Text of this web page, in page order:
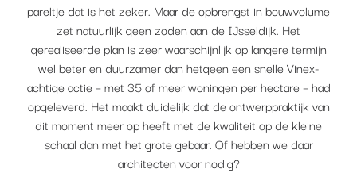
pareltje dat is het zeker. Maar de opbrengst in bouwvolume
zet natuurlijk geen zoden aan de IJsseldijk. Het
gerealiseerde plan is zeer waarschijnlijk op langere termijn
wel beter en duurzamer dan hetgeen een snelle Vinex-
achtige actie – met 35 of meer woningen per hectare – had
opgeleverd. Het maakt duidelijk dat de ontwerppraktijk van
dit moment meer op heeft met de kwaliteit op de kleine
schaal dan met het grote gebaar. Of hebben we daar
architecten voor nodig?